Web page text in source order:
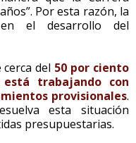
Por esta razón, la
el desarrollo del
del 50 por ciento
trabajando con
provisionales.
esta situación
presupuestarias.